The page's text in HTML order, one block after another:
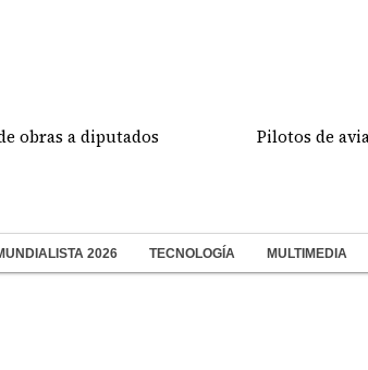
a diputados Pilotos de aviación
2026 TECNOLOGÍA MULTIMEDIA